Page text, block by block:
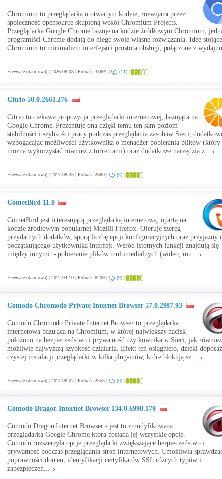
Chromium to przeglądarka o otwartym kodzie, rozwijana przez
społeczność opensource skupioną wokół Chromium Projects.
Przeglądarka Google Chrome bazuje na kodzie źródłowym Chromium,
programiści Chrome dodają do niego swoje własne rozwiązania. Idee
Chromium to minimalizm interfejsu i prostota obsługi, połączone z
Freeware (darmowa) | 2026.08.08 | Pobrań: 35891 | (11) |
Citrio 50.0.2661.276
Citrio to ciekawa propozycja przeglądarki internetowej, bazująca na
Google Chrome. Prezentuje ona dzięki temu ten sam poziom
stabilności i szybkości pracy podczas przeglądania zasobów Sieci,
wzbogacając możliwości użytkownika o menadżer pobierania plików (który
można wykorzystać również z torrentami) oraz dodatkowe narzędzia z...
Freeware (darmowa) | 2017.08.25 | Pobrań: 2860 | (3) |
CometBird 11.0
CometBird jest interesującą przeglądarką internetową, opartą na
kodzie źródłowym popularnej Mozilli Firefox. Oferuje szereg
przydatnych dodatków, sporą liczbę opcji konfiguracyjnych oraz przyjazny
początkującego użytkownika interfejs. Wśród istotnych funkcji znajdują się
między innymi: - pobieranie plików multimedialnych (wideo, mu...
Freeware (darmowa) | 2012.04.10 | Pobrań: 8409 | (9) |
Comodo Chromodo Private Internet Browser 57.0.2987.93
Comodo Chromodo Private Internet Browser to przeglądarka
internetowa bazująca na Chromium, w której największy nacisk
położono na bezpieczeństwo i prywatność użytkownika w Sieci, jak również
możliwie najwyższą szybkość działania. Efekt ten osiągnięto, dzięki
czystej instalacji przeglądarki w kilka plug-inów, które blokują sz...
Freeware (darmowa) | 2017.08.07 | Pobrań: 2553 | (0) |
Comodo Dragon Internet Browser 134.0.6998.179
Comodo Dragon Internet Browser - jest to zmodyfikowana
przeglądarka Google Chrome która posiada jej wszystkie opcje.
Comodo rozszerzyła opcje przeglądarki zwiększające bezpieczeństwo i
prywatność podczas przeglądania stron internetowych. Umożliwia
poprawności domen, identyfikacji certyfikatów SSL różnych typów i
zabezpieczeń...